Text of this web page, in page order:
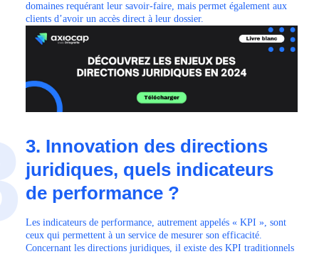
domaines requérant leur savoir-faire, mais permet également aux
clients d’avoir un accès direct à leur dossier.
3. Innovation des directions
juridiques, quels indicateurs
de performance ?
Les indicateurs de performance, autrement appelés « KPI », sont
ceux qui permettent à un service de mesurer son efficacité.
Concernant les directions juridiques, il existe des KPI traditionnels